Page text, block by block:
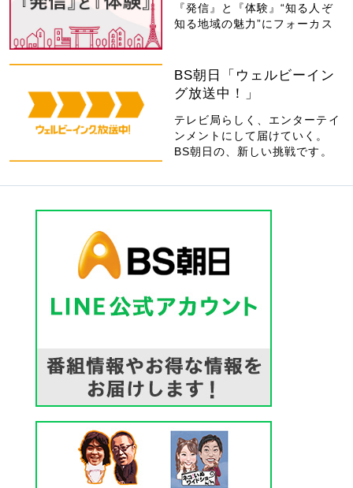
『発信』と『体験』“知る人ぞ
知る地域の魅力”にフォーカス
BS朝日「ウェルビーイン
グ放送中！」
テレビ局らしく、エンターテイ
ンメントにして届けていく。
BS朝日の、新しい挑戦です。